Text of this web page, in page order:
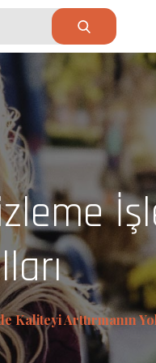
Kaliteyi Arttırmanın